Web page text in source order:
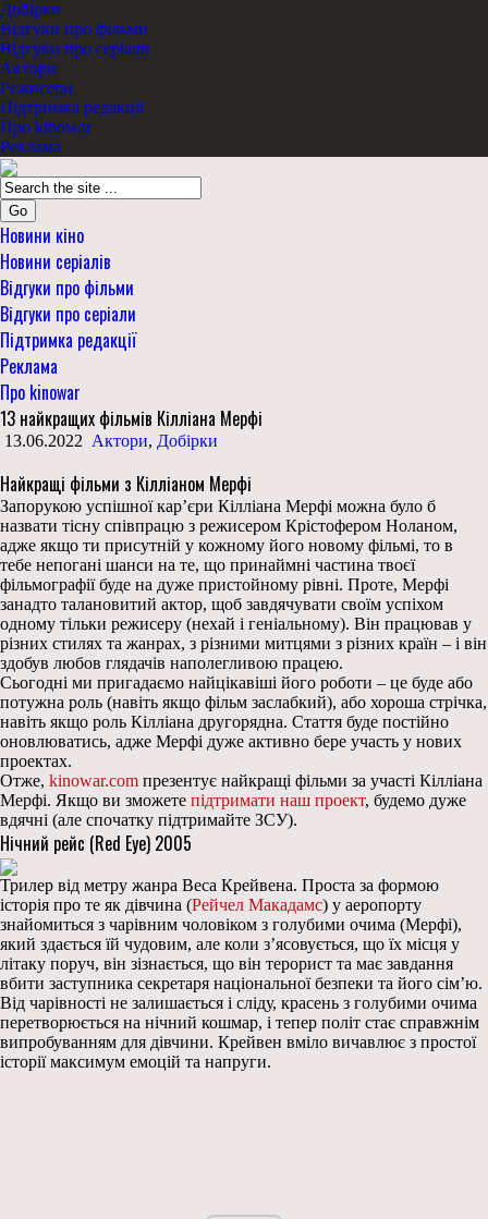
Добірки
Відгуки про фільми
Відгуки про серіали
Актори
Режисери
Підтримка редакції
Про kinowar
Реклама
Go
Новини кіно
Новини серіалів
Відгуки про фільми
Відгуки про серіали
Підтримка редакції
Реклама
Про kinowar
13 найкращих фільмів Кілліана Мерфі
13.06.2022 Актори, Добірки
Найкращі фільми з Кілліаном Мерфі
Запорукою успішної кар’єри Кілліана Мерфі можна було б
назвати тісну співпрацю з режисером Крістофером Ноланом,
адже якщо ти присутній у кожному його новому фільмі, то в
тебе непогані шанси на те, що принаймні частина твоєї
фільмографії буде на дуже пристойному рівні. Проте, Мерфі
занадто талановитий актор, щоб завдячувати своїм успіхом
одному тільки режисеру (нехай і геніальному). Він працював у
різних стилях та жанрах, з різними митцями з різних країн – і він
здобув любов глядачів наполегливою працею.
Сьогодні ми пригадаємо найцікавіші його роботи – це буде або
потужна роль (навіть якщо фільм заслабкий), або хороша стрічка,
навіть якщо роль Кілліана другорядна. Стаття буде постійно
оновлюватись, адже Мерфі дуже активно бере участь у нових
проектах.
Отже, kinowar.com презентує найкращі фільми за участі Кілліана
Мерфі. Якщо ви зможете підтримати наш проект, будемо дуже
вдячні (але спочатку підтримайте ЗСУ).
Нічний рейс (Red Eye) 2005
Трилер від метру жанра Веса Крейвена. Проста за формою
історія про те як дівчина (Рейчел Макадамс) у аеропорту
знайомиться з чарівним чоловіком з голубими очима (Мерфі),
який здається їй чудовим, але коли з’ясовується, що їх місця у
літаку поруч, він зізнається, що він терорист та має завдання
вбити заступника секретаря національної безпеки та його сім’ю.
Від чарівності не залишається і сліду, красень з голубими очима
перетворюється на нічний кошмар, і тепер політ стає справжнім
випробуванням для дівчини. Крейвен вміло вичавлює з простої
історії максимум емоцій та напруги.